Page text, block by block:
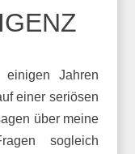
Jahren
einer seriösen
über meine
sogleich